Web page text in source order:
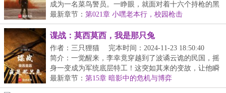
成为一名菜鸟警员。一睁眼，就面对着十六个持枪的黑
人...
最新章节： 第021章 小嘿老本行，校园枪击
谍战：莫西莫西，我是那只兔
作者：三只狸猫
完本时间：2024-11-23 18:50:40
简介：一觉醒来，李幸竟穿越到了波谲云诡的民国，摇
身一变成为军统底层特工！这突如其来的变故，让他瞬
间...
最新章节： 第15章 暗影中的危机与博弈